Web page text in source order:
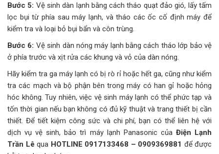
Bước 5: Vệ sinh dàn lạnh bằng cách tháo quạt đảo gió, lấy tấm
lọc bụi từ phía sau máy lạnh, và tháo các ốc cố định máy để
kiểm tra và loại bỏ bụi bẩn và côn trùng.
Bước 6: Vệ sinh dàn nóng máy lạnh bằng cách tháo lớp bảo vệ
ở phía trước và xịt rửa các khung và vỏ của dàn nóng.
Hãy kiểm tra ga máy lạnh có bị rò rỉ hoặc hết ga, cũng như kiểm
tra các mạch và bộ phận bên trong máy có han gỉ hoặc hỏng
hóc không. Tuy nhiên, việc vệ sinh máy lạnh có thể phức tạp và
tốn thời gian nếu bạn không có đủ kỹ thuật và trang thiết bị cần
thiết. Để tiết kiệm công sức và chi phí, bạn có thể liên hệ với
dịch vụ vệ sinh, bảo trì máy lạnh Panasonic của Điện Lạnh
Trần Lê qua HOTLINE 0917133468 – 0909369881 để được